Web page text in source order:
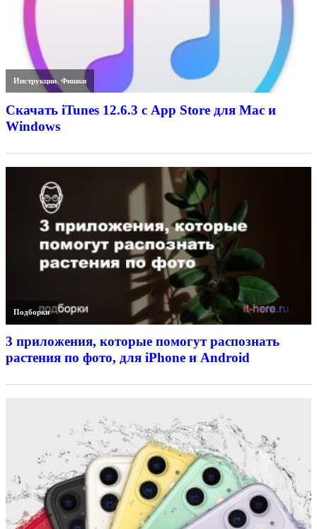
Инструкции,Фишки
Скачать iTunes 12.6.3 с App Store для Mac и
Windows
Подборки
3 приложения, которые помогут распознать
растения по фото, для iPhone и Android